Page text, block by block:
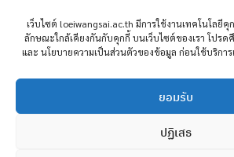
เว็บไซต์ loeiwangsai.ac.th มีการใช้งานเทคโนโลยี
ลักษณะใกล้เคียงกันกับคุกกี้ บนเว็บไซต์ของเรา โปรด
และ นโยบายความเป็นส่วนตัวของข้อมูล ก่อนใช้บริกา
ยอมรับ
ปฏิเสธ
ส่ง
Copyright © 2026 โรงเรียนบ้านเลยวังไสย์ อ